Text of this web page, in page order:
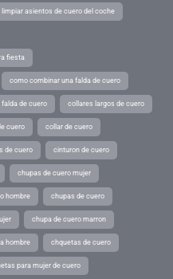
limpiar asientos de cuero del coche
fiesta
como combinar una falda de cuero
de cuero collares largos de cuero
cuero collar de cuero
de cuero cinturon de cuero
chupas de cuero mujer
hombre chupas de cuero
chupa de cuero marron
hombre chquetas de cuero
para mujer de cuero